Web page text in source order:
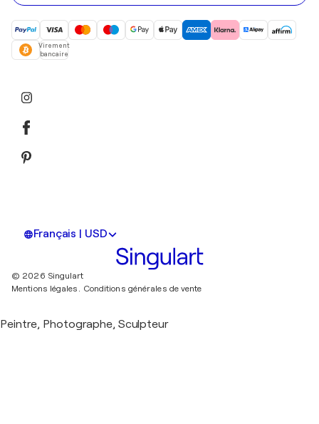
Virement
bancaire
Français | USD
© 2026 Singulart
Mentions légales. Conditions générales de vente
Peintre, Photographe, Sculpteur